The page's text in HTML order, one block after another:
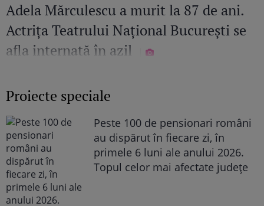
Adela Mărculescu a murit la 87 de ani.
Actrița Teatrului Național București se
afla internată în azil
Proiecte speciale
Peste 100 de pensionari români
au dispărut în fiecare zi, în
primele 6 luni ale anului 2026.
Topul celor mai afectate județe